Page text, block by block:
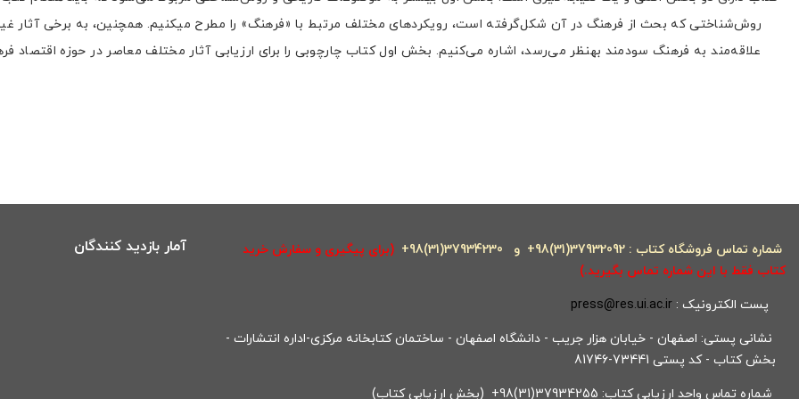
روش‌شناختی که بحث از فرهنگ در آن شکل‌گرفته است، رویکردهای مختلف مرتبط با «فرهنگ» را مطرح میکنیم. همچنین، به برخی آثار
علاقه‌مند به فرهنگ سودمند بهنظر می‌رسد، اشاره می‌کنیم. بخش اول کتاب چارچوبی را برای ارزیابی آثار مختلف معاصر در حوزه
شماره تماس فروشگاه کتاب : 37932092(31)98+ و 37934230(31)98+
(برای پیگیری و سفارش خرید
کتاب فقط با این شماره تماس بگیرید.)
پست الکترونیک : press@res.ui.ac.ir
نشانی پستی: اصفهان - خیابان هزار جریب - دانشگاه اصفهان - ساختمان کتابخانه مرکزی-اداره انتشارات -
بخش کتاب - کد پستی 73441-81746
شماره تماس واحد ارزیابی کتاب: 37934255(31)98+ (بخش ارزیابی کتاب)
آمار بازدید کنندگان